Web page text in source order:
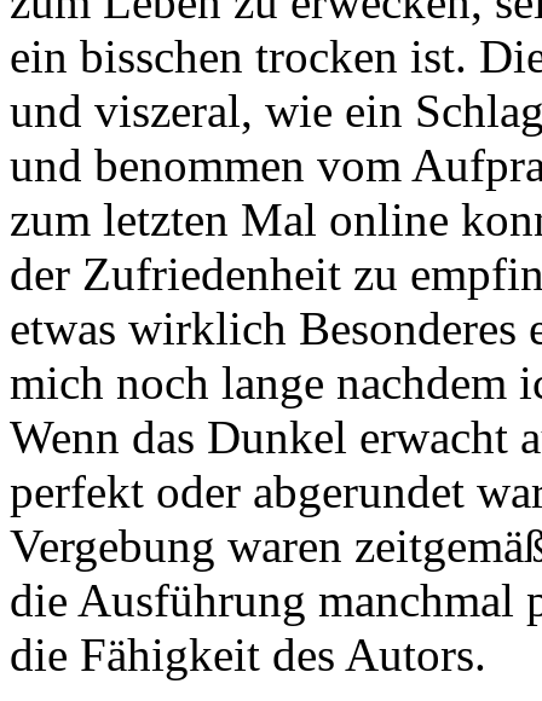
ein bisschen trocken ist.
und viszeral, wie ein
und benommen vom
zum letzten Mal online
der Zufriedenheit zu
etwas wirklich Besonderes
mich noch lange nachdem
Wenn das Dunkel erwacht
perfekt oder abgerundet
Vergebung waren
die Ausführung manchmal
die Fähigkeit des Autors.